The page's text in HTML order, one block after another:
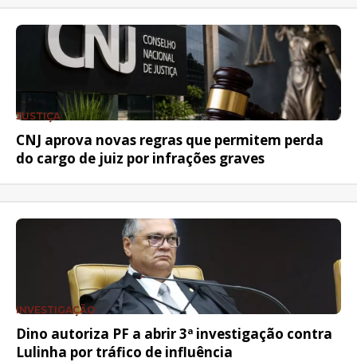
JUSTIÇA
CNJ aprova novas regras que permitem perda
do cargo de juiz por infrações graves
INVESTIGAÇÃO
Dino autoriza PF a abrir 3ª investigação contra
Lulinha por tráfico de influência